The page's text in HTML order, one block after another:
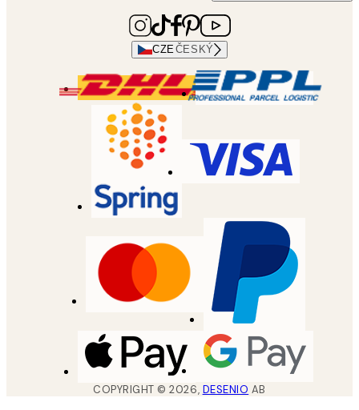
CZEČESKÝ
COPYRIGHT ©2026, DESENIO AB